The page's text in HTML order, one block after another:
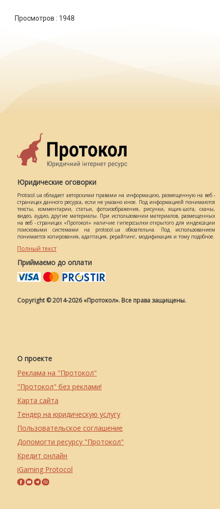
Просмотров : 1948
Юридические оговорки
Protocol.ua обладает авторскими правами на информацию, размещенную на веб -
страницах данного ресурса, если не указано иное. Под информацией понимаются
тексты, комментарии, статьи, фотоизображения, рисунки, ящик-шота, сканы,
видео, аудио, другие материалы. При использовании материалов, размещенных
на веб - страницах «Протокол» наличие гиперссылки открытого для индексации
поисковыми системами на protocol.ua обязательна. Под использованием
понимается копирования, адаптация, рерайтинг, модификация и тому подобное.
Полный текст
Приймаємо до оплати
Copyright © 2014-2026 «Протокол». Все права защищены.
О проекте
Реклама на "Протокол"
"Протокол" без реклами!
Карта сайта
Тендер на юридическую услугу
Пользовательское соглашение
Допомогти ресурсу "Протокол"
Кредит онлайн
iGaming Protocol